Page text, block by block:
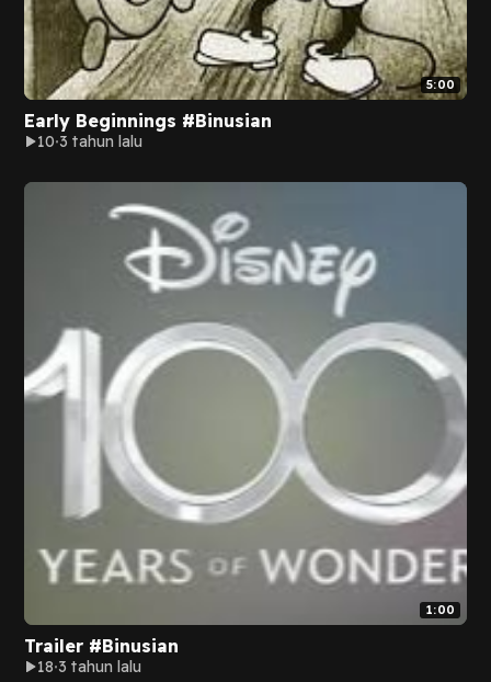
5:00
Early Beginnings #Binusian
10 3 tahun lalu
1:00
Trailer #Binusian
18 3 tahun lalu